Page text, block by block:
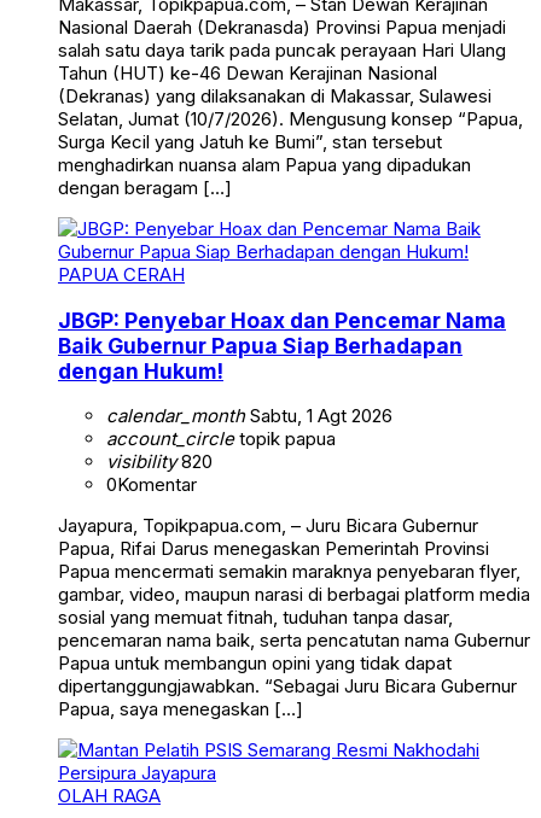
Nasional Daerah (Dekranasda) Provinsi Papua menjadi
salah satu daya tarik pada puncak perayaan Hari Ulang
Tahun (HUT) ke-46 Dewan Kerajinan Nasional
(Dekranas) yang dilaksanakan di Makassar, Sulawesi
Selatan, Jumat (10/7/2026). Mengusung konsep “Papua,
Surga Kecil yang Jatuh ke Bumi”, stan tersebut
menghadirkan nuansa alam Papua yang dipadukan
dengan beragam […]
PAPUA CERAH
JBGP: Penyebar Hoax dan Pencemar Nama
Baik Gubernur Papua Siap Berhadapan
dengan Hukum!
calendar_monthSabtu, 1 Agt 2026
account_circletopik papua
visibility820
0Komentar
Jayapura, Topikpapua.com, – Juru Bicara Gubernur
Papua, Rifai Darus menegaskan Pemerintah Provinsi
Papua mencermati semakin maraknya penyebaran flyer,
gambar, video, maupun narasi di berbagai platform media
sosial yang memuat fitnah, tuduhan tanpa dasar,
pencemaran nama baik, serta pencatutan nama Gubernur
Papua untuk membangun opini yang tidak dapat
dipertanggungjawabkan. “Sebagai Juru Bicara Gubernur
Papua, saya menegaskan […]
OLAH RAGA